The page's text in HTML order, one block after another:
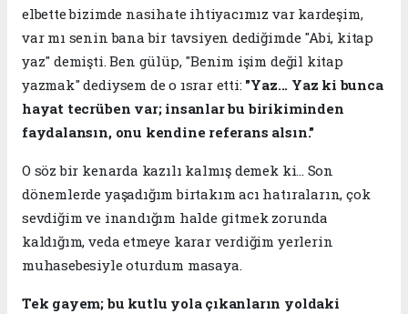
elbette bizimde nasihate ihtiyacımız var kardeşim,
var mı senin bana bir tavsiyen dediğimde ​"Abi, kitap
yaz" demişti. Ben gülüp, "Benim işim değil kitap
yazmak" dediysem de o ısrar etti:"Yaz... Yaz ki bunca
hayat tecrüben var; insanlar bu birikiminden
faydalansın, onu kendine referans alsın."
​O söz bir kenarda kazılı kalmış demek ki... Son
dönemlerde yaşadığım birtakım acı hatıraların, çok
sevdiğim ve inandığım halde gitmek zorunda
kaldığım, veda etmeye karar verdiğim yerlerin
muhasebesiyle oturdum masaya.
Tek gayem; bu kutlu yola çıkanların yoldaki